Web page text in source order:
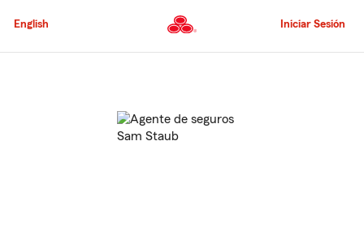
al
principal
English Iniciar Sesión